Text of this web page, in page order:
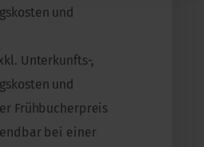
und
Unterkunfts-,
und
Frühbucherpreis
bei einer